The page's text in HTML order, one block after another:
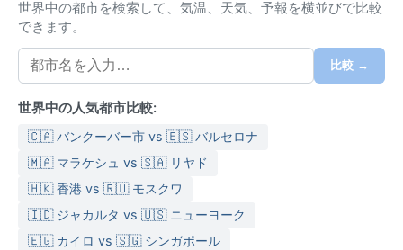
月で、南東からの貿易風が吹き、比較的涼しく過ごし
やすい。年間降水量は約1500mmで、湿度は乾季でも
70％前後とやや高い。旅行の際は、通気性の良い綿素
材の服、日よけ帽子、サングラス、そして雨季なら折
りたたみ傘やレインジャケットが必須となる。
気候的に最も快適な訪問時期は乾季の5月から10月であ
る。この時期は雨が少なく、湿度が下がり、海でのア
て、雨季にはサイクロン（熱帯低気圧）が発生するこ
とがあり、1月から3月がピークとなる。強風と豪雨を
もたらすため、事前の気象情報確認が重要だ。また、
世界中の都市を検索して、気温、天気、予報を横並びで比較
できます。
比較 →
世界中の人気都市比較:
🇨🇦 バンクーバー市 vs 🇪🇸 バルセロナ
🇲🇦 マラケシュ vs 🇸🇦 リヤド
🇭🇰 香港 vs 🇷🇺 モスクワ
🇮🇩 ジャカルタ vs 🇺🇸 ニューヨーク
🇪🇬 カイロ vs 🇸🇬 シンガポール